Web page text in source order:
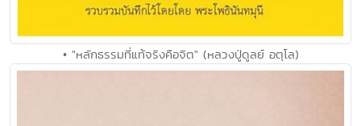
• "หลักธรรมที่แท้จริงคือจิต" (หลวงปู่ดูลย์ อตุโล)